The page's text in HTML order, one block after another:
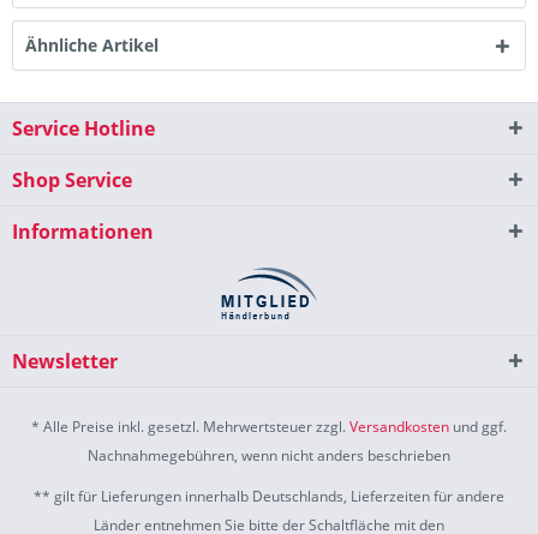
Ähnliche Artikel
Service Hotline
Shop Service
Informationen
Newsletter
* Alle Preise inkl. gesetzl. Mehrwertsteuer zzgl.Versandkosten und ggf.
Nachnahmegebühren, wenn nicht anders beschrieben
** gilt für Lieferungen innerhalb Deutschlands, Lieferzeiten für andere
Länder entnehmen Sie bitte der Schaltfläche mit den